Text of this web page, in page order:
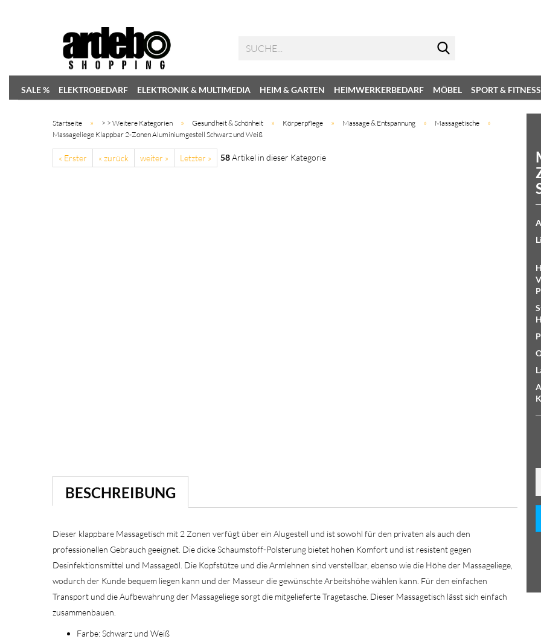
SALE % ELEKTROBEDARF ELEKTRONIK & MULTIMEDIA HEIM & GARTEN HEIMWERKERBEDARF MÖBEL SPORT & FITNESS
Startseite » > > Weitere Kategorien » Gesundheit & Schönheit » Körperpflege » Massage & Entspannung » Massagetische »
Massageliege Klappbar 2-Zonen Aluminiumgestell Schwarz und Weiß
« Erster « zurück weiter » Letzter » 58Artikel in dieser Kategorie
BESCHREIBUNG
Dieser klappbare Massagetisch mit 2 Zonen verfügt über ein Alugestell und ist sowohl für den privaten als auch den
professionellen Gebrauch geeignet. Die dicke Schaumstoff-Polsterung bietet hohen Komfort und ist resistent gegen
Desinfektionsmittel und Massageöl. Die Kopfstütze und die Armlehnen sind verstellbar, ebenso wie die Höhe der Massageliege,
wodurch der Kunde bequem liegen kann und der Masseur die gewünschte Arbeitshöhe wählen kann. Für den einfachen
Transport und die Aufbewahrung der Massageliege sorgt die mitgelieferte Tragetasche. Dieser Massagetisch lässt sich einfach
zusammenbauen.
Farbe: Schwarz und Weiß